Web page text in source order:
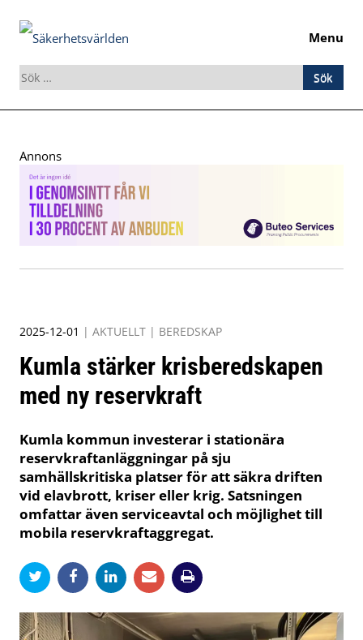
Menu
Sök
efter:
to
content
Annons
2025-12-01 | AKTUELLT | BEREDSKAP
Kumla stärker krisberedskapen
med ny reservkraft
Kumla kommun investerar i stationära
reservkraftanläggningar på sju
samhällskritiska platser för att säkra driften
vid elavbrott, kriser eller krig. Satsningen
omfattar även serviceavtal och möjlighet till
mobila reservkraftaggregat.